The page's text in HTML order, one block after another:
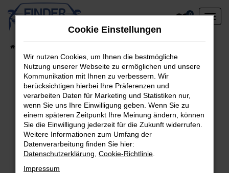
Zum
Hauptinhalt
0
Fehler: Network Error
Beim Laden ist ein Fehler aufgetreten.
Hier sind ein paar Tipps, die dir helfen können:
Überprüfe deine Firewall und deine
Internetverbindung.
Laden andere Webseiten, zum Beispiel deine
Cookie Einstellungen
Wir nutzen Cookies, um Ihnen die bestmögliche
Nutzung unserer Webseite zu ermöglichen und unsere
Kommunikation mit Ihnen zu verbessern. Wir
berücksichtigen hierbei Ihre Präferenzen und
verarbeiten Daten für Marketing und Statistiken nur,
wenn Sie uns Ihre Einwilligung geben. Wenn Sie zu
einem späteren Zeitpunkt Ihre Meinung ändern, können
Sie die Einwilligung jederzeit für die Zukunft widerrufen.
Weitere Informationen zum Umfang der
Datenverarbeitung finden Sie hier:
Datenschutzerklärung Cookie-Richtlinie
Impressum